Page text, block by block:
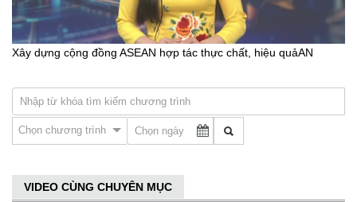
Xây dựng cộng đồng ASEAN hợp tác thực chất, hiệu quảAN
Chọn chương trình
VIDEO CÙNG CHUYÊN MỤC